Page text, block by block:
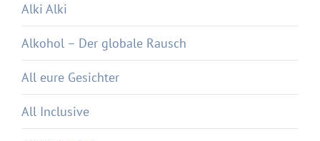
Alki Alki
Alkohol – Der globale Rausch
All eure Gesichter
All Inclusive